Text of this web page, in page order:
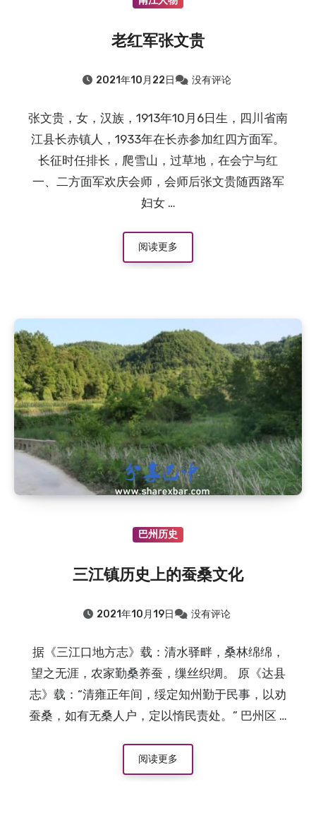
老红军张文贵
2021年10月22日 没有评论
张文贵，女，汉族，1913年10月6日生，四川省南
江县长赤镇人，1933年在长赤参加红四方面军。
长征时任排长，爬雪山，过草地，在会宁与红
一、二方面军欢庆会师，会师后张文贵随西路军
妇女 …
阅读更多
巴州历史
三江镇历史上的蚕桑文化
2021年10月19日 没有评论
据《三江口地方志》载：清水驿畔，桑林绵绵，
望之无涯，农家勤桑养蚕，缫丝织绸。 原《达县
志》载：“清雍正年间，绥定知州勤于民事，以劝
蚕桑，如有无桑人户，定以惰民责处。” 巴州区 …
阅读更多